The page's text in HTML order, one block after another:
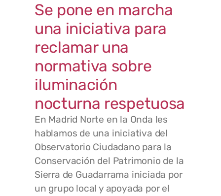
Se pone en marcha
una iniciativa para
reclamar una
normativa sobre
iluminación
nocturna respetuosa
En Madrid Norte en la Onda les
hablamos de una iniciativa del
Observatorio Ciudadano para la
Conservación del Patrimonio de la
Sierra de Guadarrama iniciada por
un grupo local y apoyada por el